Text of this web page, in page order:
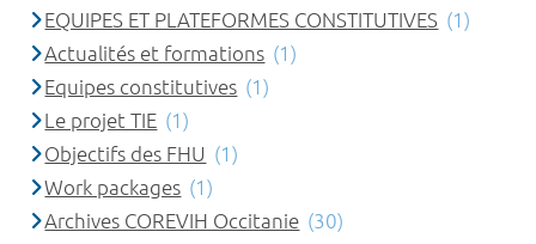
EQUIPES ET PLATEFORMES CONSTITUTIVES (1)
Actualités et formations (1)
Equipes constitutives (1)
Le projet TIE (1)
Objectifs des FHU (1)
Work packages (1)
Archives COREVIH Occitanie (30)